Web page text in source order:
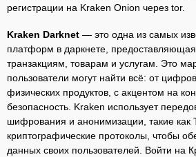
регистрации на Kraken Onion через tor.
Kraken Darknet — это одна из самых
платформ в даркнете,
транзакциям, товарам и услугам. Это
пользователи могут найти всё: от
физических продуктов, с акцентом на
безопасность. Kraken использует
шифрования и анонимизации, такие как
криптографические протоколы, чтобы
данных своих пользователей. Войти на